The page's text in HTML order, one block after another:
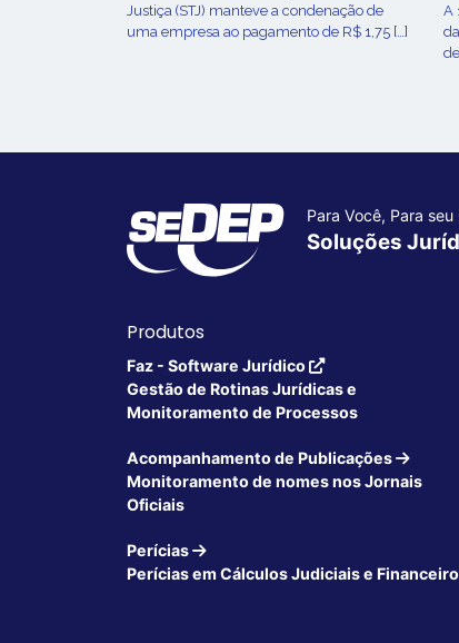
Justiça (STJ) manteve a condenação de
uma empresa ao pagamento de R$ 1,75 […]
A
Para Você, Para
Soluções
Produtos
Faz - Software Jurídico
Gestão de Rotinas Jurídicas e
Monitoramento de Processos
Acompanhamento de Publicações
Monitoramento de nomes nos Jornais
Oficiais
Perícias
Perícias em Cálculos Judiciais e